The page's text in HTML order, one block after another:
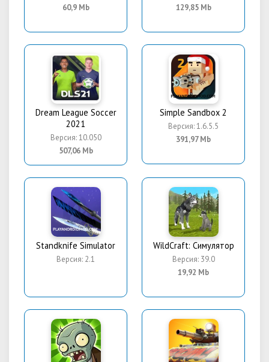
60,9 Mb
129,85 Mb
Dream League Soccer
2021
Версия: 10.050
507,06 Mb
Simple Sandbox 2
Версия: 1.6.5.5
391,97 Mb
Standknife Simulator
Версия: 2.1
WildCraft: Симулятор
Версия: 39.0
19,92 Mb